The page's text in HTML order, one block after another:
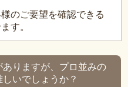
のご要望を確認できる
す。
ありますが、プロ並みの
いでしょうか？